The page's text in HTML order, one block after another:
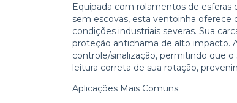
Equipada com rolamentos de esferas
sem escovas, esta ventoinha oferece
condições industriais severas. Sua
proteção antichama de alto impacto.
controle/sinalização, permitindo que
leitura correta de sua rotação,
Aplicações Mais Comuns: